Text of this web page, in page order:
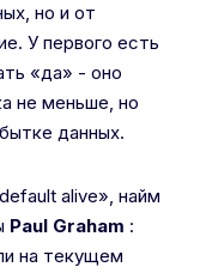
но и от
У первого есть
«да» - оно
не меньше, но
данных.
alive», найм
Paul Graham :
на текущем